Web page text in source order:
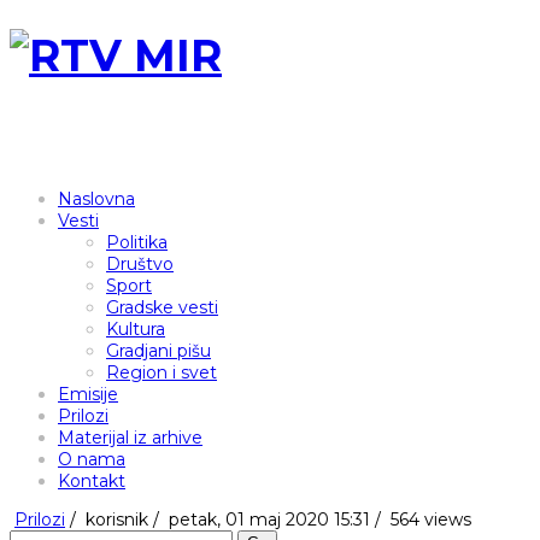
Naslovna
Vesti
Politika
Društvo
Sport
Gradske vesti
Kultura
Gradjani pišu
Region i svet
Emisije
Prilozi
Materijal iz arhive
O nama
Kontakt
Prilozi / korisnik / petak, 01 maj 2020 15:31 / 564 views